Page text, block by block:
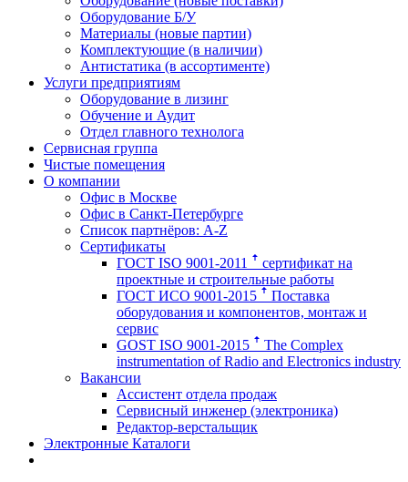
Оборудование Б/У
Материалы (новые партии)
Комплектующие (в наличии)
Антистатика (в ассортименте)
Услуги предприятиям
Оборудование в лизинг
Обучение и Аудит
Отдел главного технолога
Сервисная группа
Чистые помещения
О компании
Офис в Москве
Офис в Санкт-Петербурге
Список партнёров: A-Z
Сертификаты
ГОСТ ISO 9001-2011 ꜛ сертификат на
проектные и строительные работы
ГОСТ ИСО 9001-2015 ꜛ Поставка
оборудования и компонентов, монтаж и
сервис
GOST ISO 9001-2015 ꜛ The Complex
instrumentation of Radio and Electronics industry
Вакансии
Ассистент отдела продаж
Сервисный инженер (электроника)
Редактор-верстальщик
Электронные Каталоги